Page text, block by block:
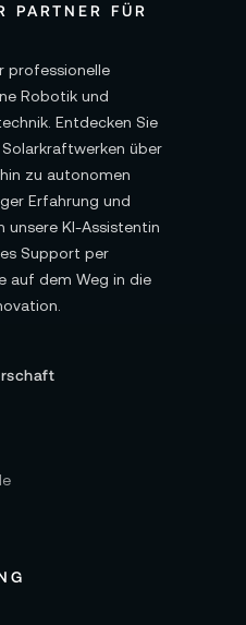
Bitte beachten
detaillierten
PARTNER FÜR
professionelle
Robotik und
Entdecken Sie
über
zu autonomen
Erfahrung und
KI-Assistentin
Support per
auf dem Weg in die